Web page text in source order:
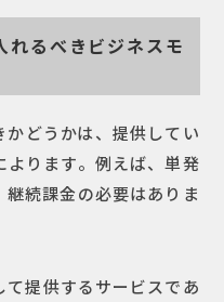
れるべきビジネスモ
どうかは、提供してい
ります。例えば、単発
続課金の必要はありま
提供するサービスであ